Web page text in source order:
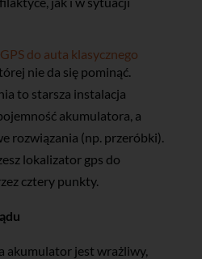
do auta klasycznego
nie da się pominąć.
to starsza instalacja
akumulatora, a
rozwiązania (np. przeróbki).
lokalizator gps do
cztery punkty.
akumulator jest wrażliwy,